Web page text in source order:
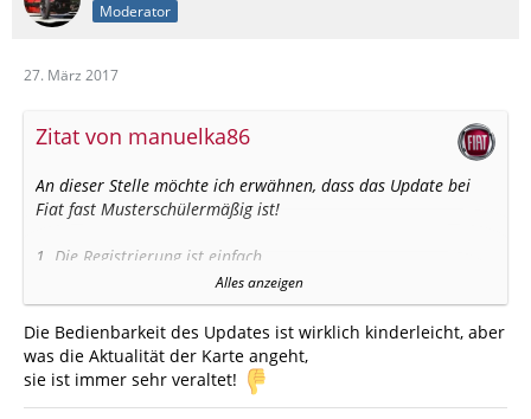
Moderator
27. März 2017
Zitat von manuelka86
An dieser Stelle möchte ich erwähnen, dass das Update bei
Fiat fast Musterschülermäßig ist!
1. Die Registrierung ist einfach
2. Der Download ist simpel
3. Auch wenn man Fehler macht, zerschießt man sich nicht
das Gerät.
Achja und die Karten gibt es 3 Jahre lang aktuell!!!
Alles anzeigen
Die Bedienbarkeit des Updates ist wirklich kinderleicht, aber
was die Aktualität der Karte angeht,
sie ist immer sehr veraltet!